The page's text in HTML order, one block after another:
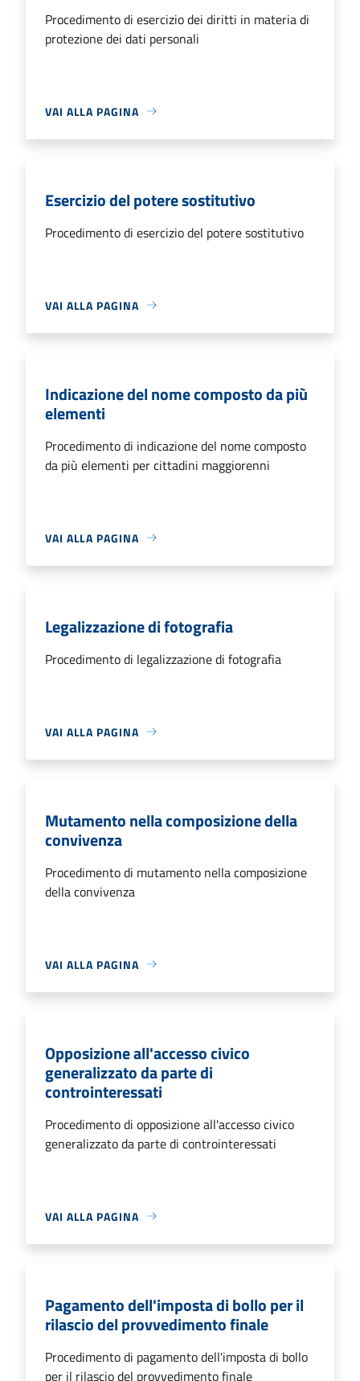
Procedimento di esercizio dei diritti in materia di
protezione dei dati personali
VAI ALLA PAGINA
Esercizio del potere sostitutivo
Procedimento di esercizio del potere sostitutivo
VAI ALLA PAGINA
Indicazione del nome composto da più
elementi
Procedimento di indicazione del nome composto
da più elementi per cittadini maggiorenni
VAI ALLA PAGINA
Legalizzazione di fotografia
Procedimento di legalizzazione di fotografia
VAI ALLA PAGINA
Mutamento nella composizione della
convivenza
Procedimento di mutamento nella composizione
della convivenza
VAI ALLA PAGINA
Opposizione all'accesso civico
generalizzato da parte di
controinteressati
Procedimento di opposizione all'accesso civico
generalizzato da parte di controinteressati
VAI ALLA PAGINA
Pagamento dell'imposta di bollo per il
rilascio del provvedimento finale
Procedimento di pagamento dell'imposta di bollo
per il rilascio del provvedimento finale